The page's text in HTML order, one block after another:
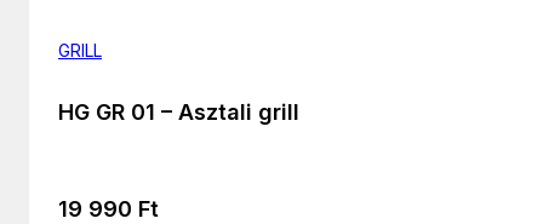
GRILL
HG GR 01 – Asztali grill
19 990 Ft